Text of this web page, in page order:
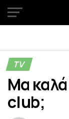
TV
Μα καλά
club;